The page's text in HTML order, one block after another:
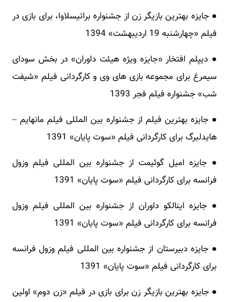
● جایزه بهترین بازیگر زن از جشنواره براتیسلاوا، برای بازی در
فیلم «چهارشنبه 19 اردیبهشت» 1394
● دیپلم افتخار «جایزه ویژه هیئت داوران» در بخش سودای
سیمرغ برای مجموعه بازی‌ های وی و کارگردانی فیلم «شیفت
شب» جشنواره فیلم فجر 1393
● جایزه بهترین فیلم از جشنواره بین‌ المللی فیلم مانهایم –
هایدلبرگ برای کارگردانی فیلم «سوت پایان» 1391
● جایزه امیل گوئیمت از جشنواره بین‌ المللی فیلم وزول
فرانسه برای کارگردانی فیلم «سوت پایان» 1391
● جایزه اینالکو داوران از جشنواره بین‌ المللی فیلم وزول
فرانسه برای کارگردانی فیلم «سوت پایان» 1391
● جایزه دبیرستان از جشنواره بین‌ المللی فیلم وزول فرانسه
برای کارگردانی فیلم «سوت پایان» 1391
● جایزه بهترین بازیگر زن برای بازی در فیلم «زن دوم» اولین